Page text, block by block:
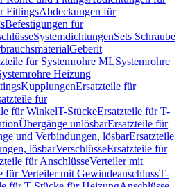
FittingsAbdeckungen für
Befestigungen für
SystemdichtungenSets Schraube
Geberit
für Systemrohre MLSystemrohre
Heizung
KupplungenErsatzteile für
für
für WinkelT-StückeErsatzteile für T-
Übergänge unlösbarErsatzteile für
und Verbindungen, lösbarErsatzteile
lösbarVerschlüsseErsatzteile für
für AnschlüsseVerteiler mit
für Verteiler mit GewindeanschlussT-